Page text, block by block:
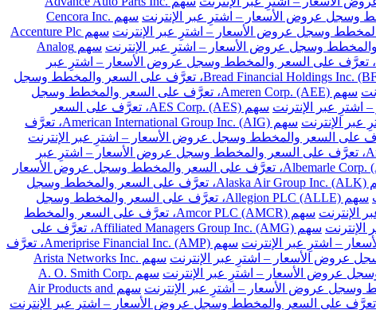
سهم Cencora Inc.
سهم Accenture Plc
سهم Analog
سهم Archer-Daniels-Midland Co. (ADM)، تعرَّف على السعر والمخطط وسجل عروض الأسعار – اشترِ عبر
سهم Bread Financial Holdings Inc. (BFH)، تعرَّف على السعر والمخطط وسجل
سهم Ameren Corp. (AEE)، تعرَّف على السعر والمخطط وسجل
سهم AES Corp. (AES)، تعرَّف على السعر
سهم American International Group Inc. (AIG)، تعرَّف
سهم Arthur J. Gallagher & Co. (AJG)، تعرَّف على السعر والمخطط وسجل عروض الأسعار – اشترِ عبر
سهم Albemarle Corp. (ALB)، تعرَّف على السعر والمخطط وسجل عروض الأسعار
سهم Alaska Air Group Inc. (ALK)، تعرَّف على السعر والمخطط وسجل
سهم Allegion PLC (ALLE)، تعرَّف على السعر والمخطط وسجل
سهم Amcor PLC (AMCR)، تعرَّف على السعر والمخطط
سهم Affiliated Managers Group Inc. (AMG)، تعرَّف على
سهم Ameriprise Financial Inc. (AMP)، تعرَّف
سهم Arista Networks Inc.
سهم A. O. Smith Corp.
سهم Air Products and